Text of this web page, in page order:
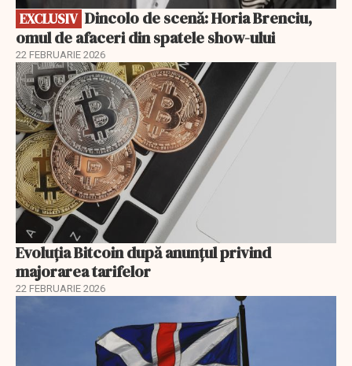
EXCLUSIV
omul de afaceri din spatele show-ului
22 FEBRUARIE 2026
Evoluția Bitcoin după anunțul privind
majorarea tarifelor
22 FEBRUARIE 2026